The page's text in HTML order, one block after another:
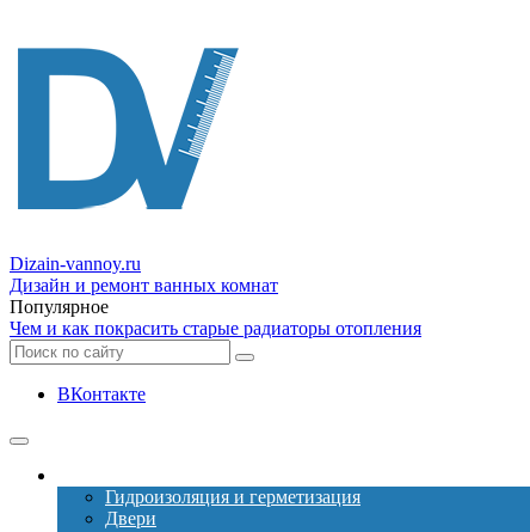
Dizain-vannoy.ru
Дизайн и ремонт ванных комнат
Популярное
Чем и как покрасить старые радиаторы отопления
ВКонтакте
Гидроизоляция и герметизация
Двери